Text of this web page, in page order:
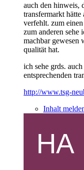
auch den hinweis,
transfermarkt
verfehlt. zum
zum anderen sehe
machbar gewesen
qualität hat.
ich sehe grds.
entsprechenden
http://www.tsg-
Inhalt